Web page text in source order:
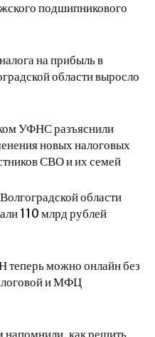
подшипникового
на прибыль в
области выросло
УФНС разъяснили
новых налоговых
СВО и их семей
области
110 млрд рублей
можно онлайн без
и МФЦ
напомнили, как решить